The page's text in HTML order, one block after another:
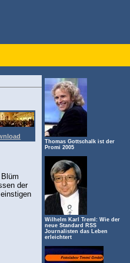
der
Thomas Gottschalk ist der
Promi 2005
Wilhelm Karl Treml: Wie der
neue Standard RSS
Journalisten das Leben
erleichtert